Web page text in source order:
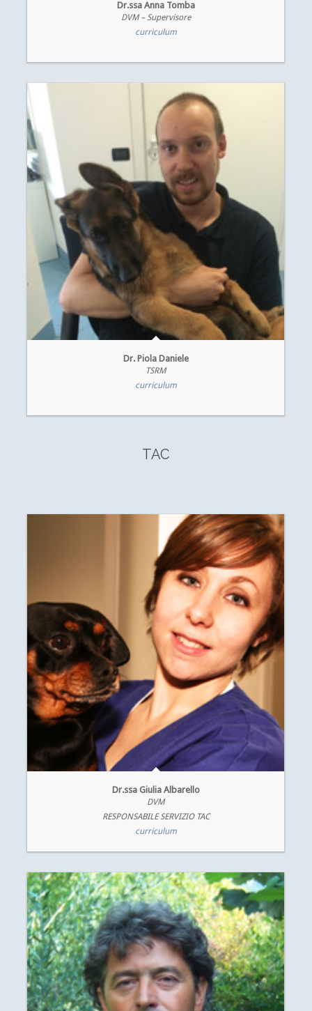
Dr.ssa Anna Tomba
DVM – Supervisore
curriculum
Dr. Piola Daniele
TSRM
curriculum
TAC
Dr.ssa Giulia Albarello
DVM
RESPONSABILE SERVIZIO TAC
curriculum